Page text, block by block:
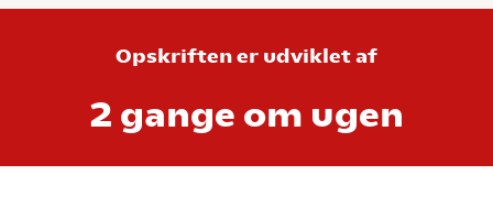
Opskriften er udviklet af
2 gange om ugen